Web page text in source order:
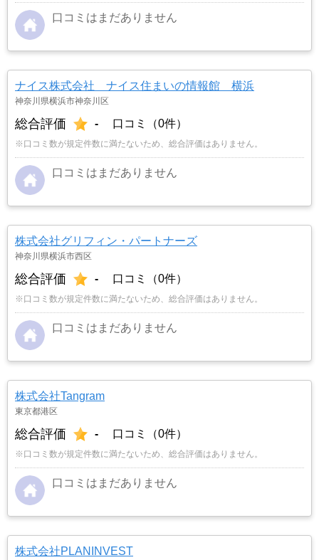
口コミはまだありません
ナイス株式会社 ナイス住まいの情報館 横浜
神奈川県横浜市神奈川区
総合評価 - 口コミ（0件）
※口コミ数が規定件数に満たないため、総合評価はありません。
口コミはまだありません
株式会社グリフィン・パートナーズ
神奈川県横浜市西区
総合評価 - 口コミ（0件）
※口コミ数が規定件数に満たないため、総合評価はありません。
口コミはまだありません
株式会社Tangram
東京都港区
総合評価 - 口コミ（0件）
※口コミ数が規定件数に満たないため、総合評価はありません。
口コミはまだありません
株式会社PLANINVEST